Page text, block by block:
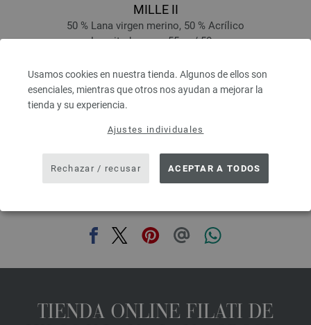
Usamos cookies en nuestra tienda. Algunos de ellos son
esenciales, mientras que otros nos ayudan a mejorar la
tienda y su experiencia.
Ajustes individuales
Rechazar / recusar ACEPTAR A TODOS
MILLE II
50 % Lana virgen merino, 50 % Acrílico
Longitud: aprox. 55 m / 50 g
3,78 €
4,41 $
IVA no incluido, más gastos de envío, Precio base:75,60 € / kg
TIENDA ONLINE FILATI DE